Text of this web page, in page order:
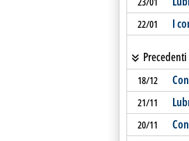
22/01 I
Precedenti
18/12
21/11
20/11